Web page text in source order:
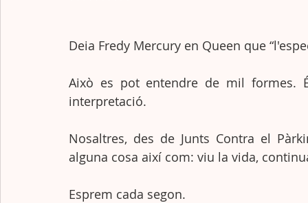
Deia Fredy Mercury en Queen que
Això es pot entendre de mil formes.
interpretació.
Nosaltres, des de Junts Contra el
alguna cosa així com: viu la vida,
Esprem cada segon.